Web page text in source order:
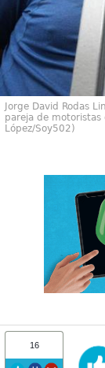
Jorge David Rodas
pareja de
López/Soy502)
16